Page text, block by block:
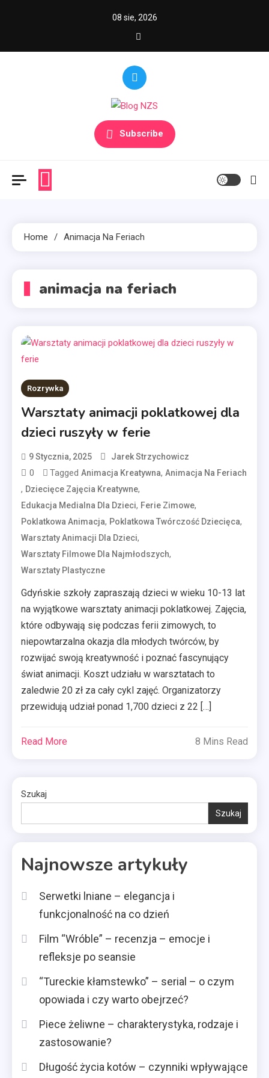
08 sie, 2026
Portal ogólnotematyczny
Subscribe
Home Animacja Na Feriach
animacja na feriach
Rozrywka
Warsztaty animacji poklatkowej dla
dzieci ruszyły w ferie
9 Stycznia, 2025 Jarek Strzychowicz
0 TaggedAnimacja Kreatywna,Animacja Na Feriach
, Dziecięce Zajęcia Kreatywne,
Edukacja Medialna Dla Dzieci, Ferie Zimowe,
Poklatkowa Animacja, Poklatkowa Twórczość Dziecięca,
Warsztaty Animacji Dla Dzieci,
Warsztaty Filmowe Dla Najmłodszych,
Warsztaty Plastyczne
Gdyńskie szkoły zapraszają dzieci w wieku 10-13 lat
na wyjątkowe warsztaty animacji poklatkowej. Zajęcia,
które odbywają się podczas ferii zimowych, to
niepowtarzalna okazja dla młodych twórców, by
rozwijać swoją kreatywność i poznać fascynujący
świat animacji. Koszt udziału w warsztatach to
zaledwie 20 zł za cały cykl zajęć. Organizatorzy
przewidują udział ponad 1,700 dzieci z 22 […]
Read More 8 Mins Read
Szukaj
Szukaj
Najnowsze artykuły
Serwetki lniane – elegancja i
funkcjonalność na co dzień
Film “Wróble” – recenzja – emocje i
refleksje po seansie
“Tureckie kłamstewko” – serial – o czym
opowiada i czy warto obejrzeć?
Piece żeliwne – charakterystyka, rodzaje i
zastosowanie?
Długość życia kotów – czynniki wpływające